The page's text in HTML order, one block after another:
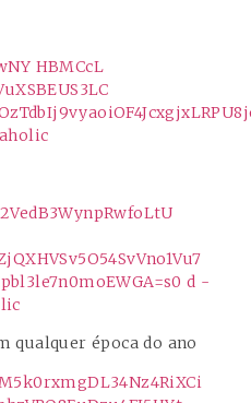
qualquer época do ano